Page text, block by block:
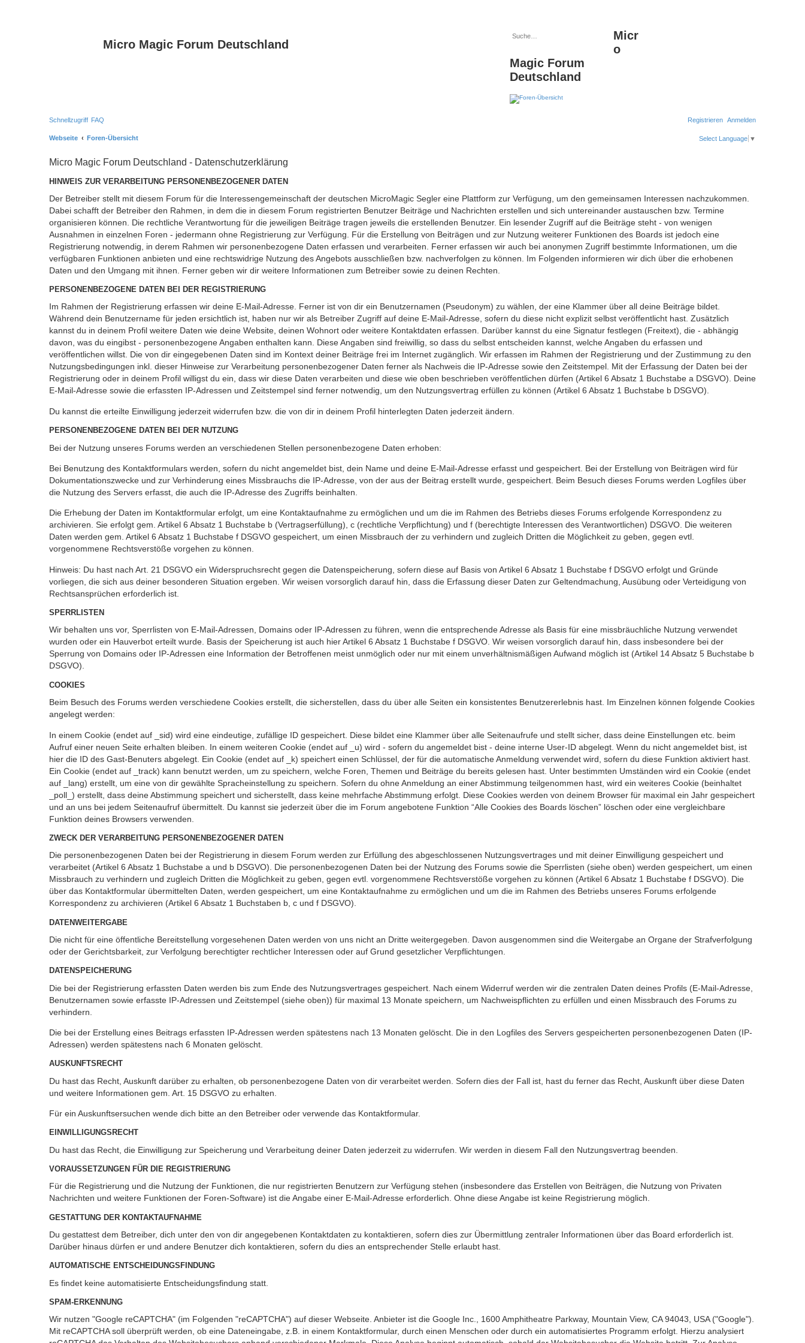
Micro Magic Forum Deutschland
Suche
Erweiterte Suche
Micr
o
Magic Forum
Deutschland
Schnellzugriff FAQ Anmelden
Registrieren
Webseite Foren-Übersicht Select Language ▼
Micro Magic Forum Deutschland - Datenschutzerklärung
HINWEIS ZUR VERARBEITUNG PERSONENBEZOGENER DATEN
Der Betreiber stellt mit diesem Forum für die Interessengemeinschaft der deutschen MicroMagic Segler eine Plattform zur Verfügung, um den gemeinsamen Interessen nachzukommen.
Dabei schafft der Betreiber den Rahmen, in dem die in diesem Forum registrierten Benutzer Beiträge und Nachrichten erstellen und sich untereinander austauschen bzw. Termine
organisieren können. Die rechtliche Verantwortung für die jeweiligen Beiträge tragen jeweils die erstellenden Benutzer. Ein lesender Zugriff auf die Beiträge steht - von wenigen
Ausnahmen in einzelnen Foren - jedermann ohne Registrierung zur Verfügung. Für die Erstellung von Beiträgen und zur Nutzung weiterer Funktionen des Boards ist jedoch eine
Registrierung notwendig, in derem Rahmen wir personenbezogene Daten erfassen und verarbeiten. Ferner erfassen wir auch bei anonymen Zugriff bestimmte Informationen, um die
verfügbaren Funktionen anbieten und eine rechtswidrige Nutzung des Angebots ausschließen bzw. nachverfolgen zu können. Im Folgenden informieren wir dich über die erhobenen
Daten und den Umgang mit ihnen. Ferner geben wir dir weitere Informationen zum Betreiber sowie zu deinen Rechten.
PERSONENBEZOGENE DATEN BEI DER REGISTRIERUNG
Im Rahmen der Registrierung erfassen wir deine E-Mail-Adresse. Ferner ist von dir ein Benutzernamen (Pseudonym) zu wählen, der eine Klammer über all deine Beiträge bildet.
Während dein Benutzername für jeden ersichtlich ist, haben nur wir als Betreiber Zugriff auf deine E-Mail-Adresse, sofern du diese nicht explizit selbst veröffentlicht hast. Zusätzlich
kannst du in deinem Profil weitere Daten wie deine Website, deinen Wohnort oder weitere Kontaktdaten erfassen. Darüber kannst du eine Signatur festlegen (Freitext), die - abhängig
davon, was du eingibst - personenbezogene Angaben enthalten kann. Diese Angaben sind freiwillig, so dass du selbst entscheiden kannst, welche Angaben du erfassen und
veröffentlichen willst. Die von dir eingegebenen Daten sind im Kontext deiner Beiträge frei im Internet zugänglich. Wir erfassen im Rahmen der Registrierung und der Zustimmung zu den
Nutzungsbedingungen inkl. dieser Hinweise zur Verarbeitung personenbezogener Daten ferner als Nachweis die IP-Adresse sowie den Zeitstempel. Mit der Erfassung der Daten bei der
Registrierung oder in deinem Profil willigst du ein, dass wir diese Daten verarbeiten und diese wie oben beschrieben veröffentlichen dürfen (Artikel 6 Absatz 1 Buchstabe a DSGVO). Deine
E-Mail-Adresse sowie die erfassten IP-Adressen und Zeitstempel sind ferner notwendig, um den Nutzungsvertrag erfüllen zu können (Artikel 6 Absatz 1 Buchstabe b DSGVO).
Du kannst die erteilte Einwilligung jederzeit widerrufen bzw. die von dir in deinem Profil hinterlegten Daten jederzeit ändern.
PERSONENBEZOGENE DATEN BEI DER NUTZUNG
Bei der Nutzung unseres Forums werden an verschiedenen Stellen personenbezogene Daten erhoben:
Bei Benutzung des Kontaktformulars werden, sofern du nicht angemeldet bist, dein Name und deine E-Mail-Adresse erfasst und gespeichert. Bei der Erstellung von Beiträgen wird für
Dokumentationszwecke und zur Verhinderung eines Missbrauchs die IP-Adresse, von der aus der Beitrag erstellt wurde, gespeichert. Beim Besuch dieses Forums werden Logfiles über
die Nutzung des Servers erfasst, die auch die IP-Adresse des Zugriffs beinhalten.
Die Erhebung der Daten im Kontaktformular erfolgt, um eine Kontaktaufnahme zu ermöglichen und um die im Rahmen des Betriebs dieses Forums erfolgende Korrespondenz zu
archivieren. Sie erfolgt gem. Artikel 6 Absatz 1 Buchstabe b (Vertragserfüllung), c (rechtliche Verpflichtung) und f (berechtigte Interessen des Verantwortlichen) DSGVO. Die weiteren
Daten werden gem. Artikel 6 Absatz 1 Buchstabe f DSGVO gespeichert, um einen Missbrauch der zu verhindern und zugleich Dritten die Möglichkeit zu geben, gegen evtl.
vorgenommene Rechtsverstöße vorgehen zu können.
Hinweis: Du hast nach Art. 21 DSGVO ein Widerspruchsrecht gegen die Datenspeicherung, sofern diese auf Basis von Artikel 6 Absatz 1 Buchstabe f DSGVO erfolgt und Gründe
vorliegen, die sich aus deiner besonderen Situation ergeben. Wir weisen vorsorglich darauf hin, dass die Erfassung dieser Daten zur Geltendmachung, Ausübung oder Verteidigung von
Rechtsansprüchen erforderlich ist.
SPERRLISTEN
Wir behalten uns vor, Sperrlisten von E-Mail-Adressen, Domains oder IP-Adressen zu führen, wenn die entsprechende Adresse als Basis für eine missbräuchliche Nutzung verwendet
wurden oder ein Hauverbot erteilt wurde. Basis der Speicherung ist auch hier Artikel 6 Absatz 1 Buchstabe f DSGVO. Wir weisen vorsorglich darauf hin, dass insbesondere bei der
Sperrung von Domains oder IP-Adressen eine Information der Betroffenen meist unmöglich oder nur mit einem unverhältnismäßigen Aufwand möglich ist (Artikel 14 Absatz 5 Buchstabe b
DSGVO).
COOKIES
Beim Besuch des Forums werden verschiedene Cookies erstellt, die sicherstellen, dass du über alle Seiten ein konsistentes Benutzererlebnis hast. Im Einzelnen können folgende Cookies
angelegt werden:
In einem Cookie (endet auf _sid) wird eine eindeutige, zufällige ID gespeichert. Diese bildet eine Klammer über alle Seitenaufrufe und stellt sicher, dass deine Einstellungen etc. beim
Aufruf einer neuen Seite erhalten bleiben. In einem weiteren Cookie (endet auf _u) wird - sofern du angemeldet bist - deine interne User-ID abgelegt. Wenn du nicht angemeldet bist, ist
hier die ID des Gast-Benuters abgelegt. Ein Cookie (endet auf _k) speichert einen Schlüssel, der für die automatische Anmeldung verwendet wird, sofern du diese Funktion aktiviert hast.
Ein Cookie (endet auf _track) kann benutzt werden, um zu speichern, welche Foren, Themen und Beiträge du bereits gelesen hast. Unter bestimmten Umständen wird ein Cookie (endet
auf _lang) erstellt, um eine von dir gewählte Spracheinstellung zu speichern. Sofern du ohne Anmeldung an einer Abstimmung teilgenommen hast, wird ein weiteres Cookie (beinhaltet
_poll_) erstellt, dass deine Abstimmung speichert und sicherstellt, dass keine mehrfache Abstimmung erfolgt. Diese Cookies werden von deinem Browser für maximal ein Jahr gespeichert
und an uns bei jedem Seitenaufruf übermittelt. Du kannst sie jederzeit über die im Forum angebotene Funktion “Alle Cookies des Boards löschen” löschen oder eine vergleichbare
Funktion deines Browsers verwenden.
ZWECK DER VERARBEITUNG PERSONENBEZOGENER DATEN
Die personenbezogenen Daten bei der Registrierung in diesem Forum werden zur Erfüllung des abgeschlossenen Nutzungsvertrages und mit deiner Einwilligung gespeichert und
verarbeitet (Artikel 6 Absatz 1 Buchstabe a und b DSGVO). Die personenbezogenen Daten bei der Nutzung des Forums sowie die Sperrlisten (siehe oben) werden gespeichert, um einen
Missbrauch zu verhindern und zugleich Dritten die Möglichkeit zu geben, gegen evtl. vorgenommene Rechtsverstöße vorgehen zu können (Artikel 6 Absatz 1 Buchstabe f DSGVO). Die
über das Kontaktformular übermittelten Daten, werden gespeichert, um eine Kontaktaufnahme zu ermöglichen und um die im Rahmen des Betriebs unseres Forums erfolgende
Korrespondenz zu archivieren (Artikel 6 Absatz 1 Buchstaben b, c und f DSGVO).
DATENWEITERGABE
Die nicht für eine öffentliche Bereitstellung vorgesehenen Daten werden von uns nicht an Dritte weitergegeben. Davon ausgenommen sind die Weitergabe an Organe der Strafverfolgung
oder der Gerichtsbarkeit, zur Verfolgung berechtigter rechtlicher Interessen oder auf Grund gesetzlicher Verpflichtungen.
DATENSPEICHERUNG
Die bei der Registrierung erfassten Daten werden bis zum Ende des Nutzungsvertrages gespeichert. Nach einem Widerruf werden wir die zentralen Daten deines Profils (E-Mail-Adresse,
Benutzernamen sowie erfasste IP-Adressen und Zeitstempel (siehe oben)) für maximal 13 Monate speichern, um Nachweispflichten zu erfüllen und einen Missbrauch des Forums zu
verhindern.
Die bei der Erstellung eines Beitrags erfassten IP-Adressen werden spätestens nach 13 Monaten gelöscht. Die in den Logfiles des Servers gespeicherten personenbezogenen Daten (IP-
Adressen) werden spätestens nach 6 Monaten gelöscht.
AUSKUNFTSRECHT
Du hast das Recht, Auskunft darüber zu erhalten, ob personenbezogene Daten von dir verarbeitet werden. Sofern dies der Fall ist, hast du ferner das Recht, Auskunft über diese Daten
und weitere Informationen gem. Art. 15 DSGVO zu erhalten.
Für ein Auskunftsersuchen wende dich bitte an den Betreiber oder verwende das Kontaktformular.
EINWILLIGUNGSRECHT
Du hast das Recht, die Einwilligung zur Speicherung und Verarbeitung deiner Daten jederzeit zu widerrufen. Wir werden in diesem Fall den Nutzungsvertrag beenden.
VORAUSSETZUNGEN FÜR DIE REGISTRIERUNG
Für die Registrierung und die Nutzung der Funktionen, die nur registrierten Benutzern zur Verfügung stehen (insbesondere das Erstellen von Beiträgen, die Nutzung von Privaten
Nachrichten und weitere Funktionen der Foren-Software) ist die Angabe einer E-Mail-Adresse erforderlich. Ohne diese Angabe ist keine Registrierung möglich.
GESTATTUNG DER KONTAKTAUFNAHME
Du gestattest dem Betreiber, dich unter den von dir angegebenen Kontaktdaten zu kontaktieren, sofern dies zur Übermittlung zentraler Informationen über das Board erforderlich ist.
Darüber hinaus dürfen er und andere Benutzer dich kontaktieren, sofern du dies an entsprechender Stelle erlaubt hast.
AUTOMATISCHE ENTSCHEIDUNGSFINDUNG
Es findet keine automatisierte Entscheidungsfindung statt.
SPAM-ERKENNUNG
Wir nutzen "Google reCAPTCHA" (im Folgenden "reCAPTCHA") auf dieser Webseite. Anbieter ist die Google Inc., 1600 Amphitheatre Parkway, Mountain View, CA 94043, USA ("Google").
Mit reCAPTCHA soll überprüft werden, ob eine Dateneingabe, z.B. in einem Kontaktformular, durch einen Menschen oder durch ein automatisiertes Programm erfolgt. Hierzu analysiert